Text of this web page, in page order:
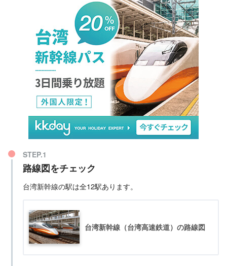
路線図をチェック
台湾新幹線の駅は全12駅あります。
台湾新幹線（台湾高速鉄道）の路線図